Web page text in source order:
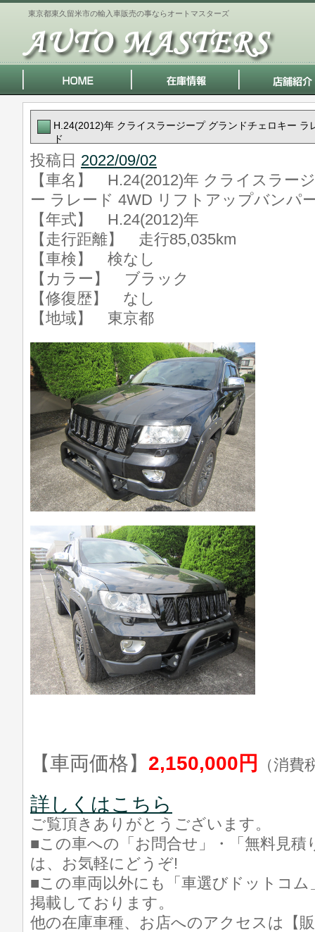
東京都東久留米市の輸入車販売の事ならオートマスターズ
H.24(2012)年 クライスラージープ グランドチェロキー ラ
ド
投稿日 2022/09/02
【車名】 H.24(2012)年 クライスラー
ー ラレード 4WD リフトアップバンパ
【年式】 H.24(2012)年
【走行距離】 走行85,035km
【車検】 検なし
【カラー】 ブラック
【修復歴】 なし
【地域】 東京都
【車両価格】 2,150,000円 （消費
詳しくはこちら
ご覧頂きありがとうございます。
■この車への「お問合せ」・「無料見積
は、お気軽にどうぞ!
■この車両以外にも「車選びドットコ
掲載しております。
他の在庫車種、お店へのアクセスは【